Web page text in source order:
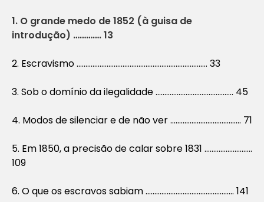
1. O grande medo de 1852 (à guisa de
introdução) …………. 13
2. Escravismo ……………………………………………………………….. 33
3. Sob o domínio da ilegalidade …………………………………….. 45
4. Modos de silenciar e de não ver …………………………………. 71
5. Em 1850, a precisão de calar sobre 1831 ………………………
109
6. O que os escravos sabiam ………………………………………….. 141